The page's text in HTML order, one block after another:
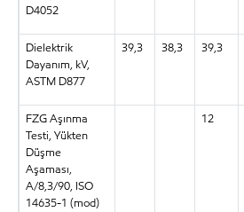
D4052
Dielektrik
Dayanım, kV,
ASTM D877
39,3 38,3 39,3
FZG Aşınma
Testi, Yükten
Düşme
Aşaması,
A/8,3/90, ISO
14635-1 (mod)
12